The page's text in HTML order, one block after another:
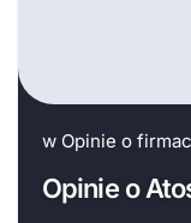
w Opinie o
Opinie o